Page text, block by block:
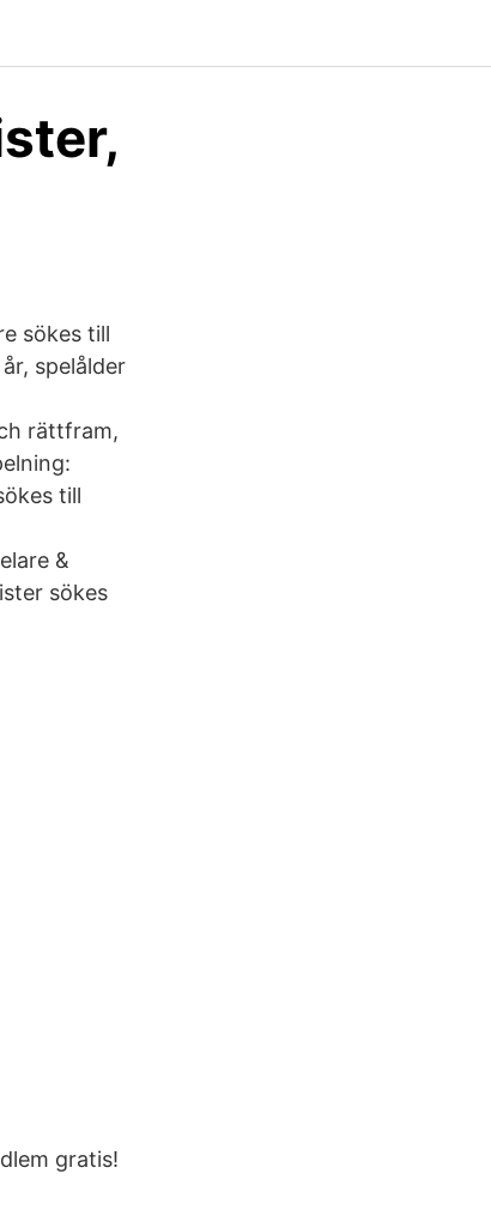
sökes till
spelålder
rättfram,
till
&
sökes
gratis!